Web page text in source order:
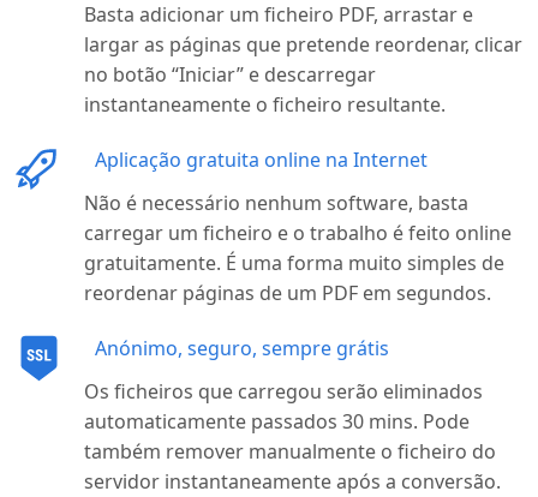
Basta adicionar um ficheiro PDF, arrastar e
largar as páginas que pretende reordenar, clicar
no botão “Iniciar” e descarregar
instantaneamente o ficheiro resultante.
Aplicação gratuita online na Internet
Não é necessário nenhum software, basta
carregar um ficheiro e o trabalho é feito online
gratuitamente. É uma forma muito simples de
reordenar páginas de um PDF em segundos.
Anónimo, seguro, sempre grátis
Os ficheiros que carregou serão eliminados
automaticamente passados 30 mins. Pode
também remover manualmente o ficheiro do
servidor instantaneamente após a conversão.